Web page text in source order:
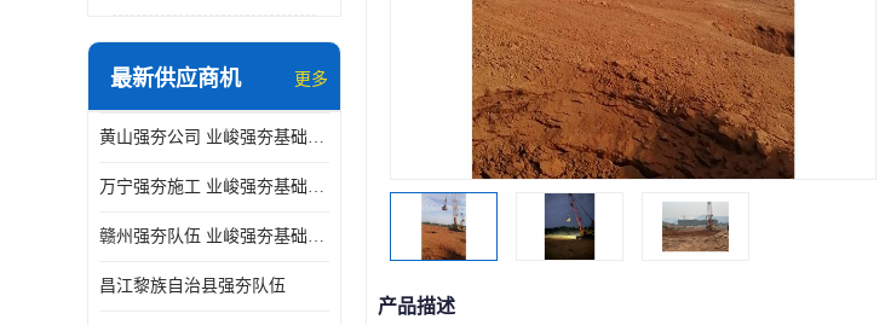
最新供应商机 更多
黄山强夯公司 业峻强夯基础工程
万宁强夯施工 业峻强夯基础工程
赣州强夯队伍 业峻强夯基础工程
昌江黎族自治县强夯队伍
产品描述